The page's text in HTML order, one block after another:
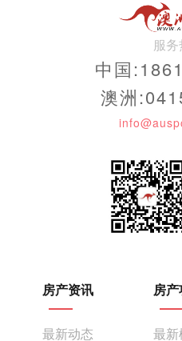
服
中国
澳洲
房产资讯
最新动态
房产
最新